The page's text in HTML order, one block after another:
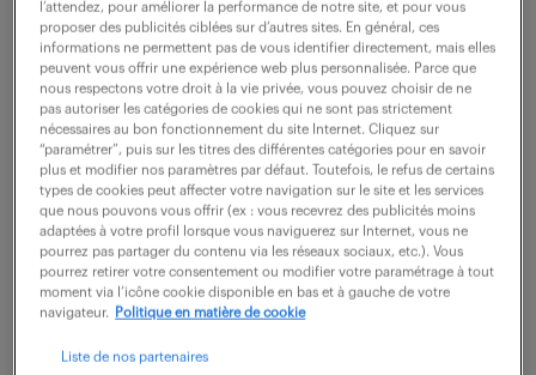
description du poste
Rattaché(e) au Responsable du Bureau d'Études,
vous pilotez des études techniques complètes, de
la conception à la livraison. Interlocuteur principal
du client et des services internes, vous êtes garant
de la qualité, des délais et de la cohérence
technique.
l’attendez, pour améliorer la performance de notre site, et pour vous
proposer des publicités ciblées sur d’autres sites. En général, ces
informations ne permettent pas de vous identifier directement, mais elles
peuvent vous offrir une expérience web plus personnalisée. Parce que
nous respectons votre droit à la vie privée, vous pouvez choisir de ne
pas autoriser les catégories de cookies qui ne sont pas strictement
nécessaires au bon fonctionnement du site Internet. Cliquez sur
“paramétrer”, puis sur les titres des différentes catégories pour en savoir
plus et modifier nos paramètres par défaut. Toutefois, le refus de certains
types de cookies peut affecter votre navigation sur le site et les services
que nous pouvons vous offrir (ex : vous recevrez des publicités moins
adaptées à votre profil lorsque vous naviguerez sur Internet, vous ne
pourrez pas partager du contenu via les réseaux sociaux, etc.). Vous
pourrez retirer votre consentement ou modifier votre paramétrage à tout
moment via l’icône cookie disponible en bas et à gauche de votre
navigateur.
Politique en matière de cookie
Liste de nos partenaires